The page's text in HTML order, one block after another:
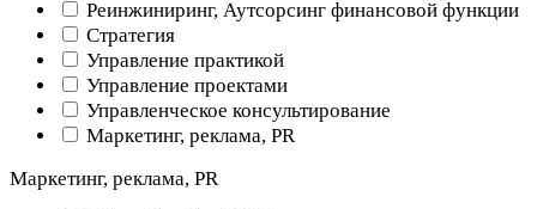
Реинжиниринг, Аутсорсинг финансовой функции
Стратегия
Управление практикой
Управление проектами
Управленческое консультирование
Маркетинг, реклама, PR
Маркетинг, реклама, PR